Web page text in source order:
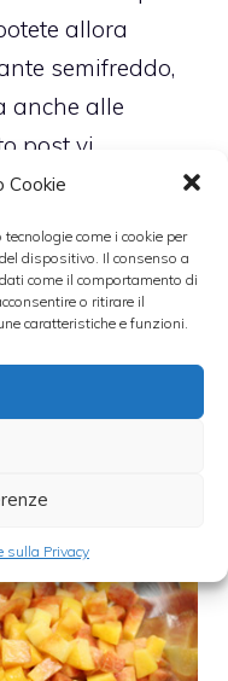
Cookie
come i cookie per
dispositivo. Il consenso a
come il comportamento di
o ritirare il
caratteristiche e funzioni.
sulla Privacy
allora
semifreddo,
anche alle
post vi
ottimo
di grande effetto.